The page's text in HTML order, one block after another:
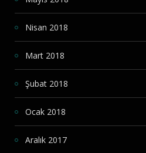
Nisan 2018
Mart 2018
Şubat 2018
Ocak 2018
Aralık 2017